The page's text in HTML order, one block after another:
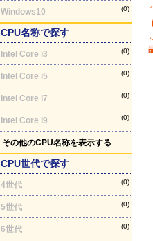
Windows10 (0)
CPU名称で探す
Intel Core i3 (0)
Intel Core i5 (0)
Intel Core i7 (0)
Intel Core i9 (0)
その他のCPU名称を表示する
CPU世代で探す
4世代 (0)
5世代 (0)
6世代 (0)